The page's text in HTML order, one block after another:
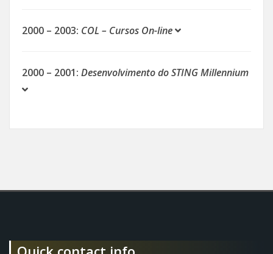
2000 – 2003: COL – Cursos On-line
2000 – 2001: Desenvolvimento do STING Millennium